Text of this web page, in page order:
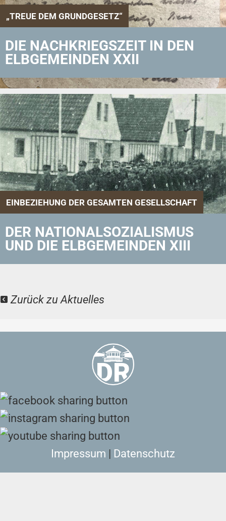
„TREUE DEM GRUNDGESETZ“
DIE NACHKRIEGSZEIT IN DEN
ELBGEMEINDEN XXII
EINBEZIEHUNG DER GESAMTEN GESELLSCHAFT
DER NATIONALSOZIALISMUS
UND DIE ELBGEMEINDEN XIII
Zurück zu Aktuelles
Impressum Datenschutz